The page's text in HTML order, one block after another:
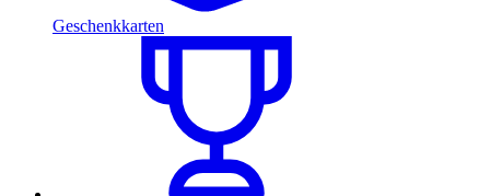
Geschenkkarten